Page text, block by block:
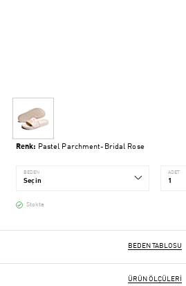
Renk: Pastel Parchment-Bridal Rose
BEDEN ADET
Stokta
BEDEN TABLOSU
ÜRÜN ÖLÇÜLERI